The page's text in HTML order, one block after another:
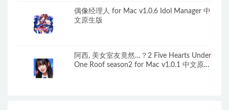
偶像经理人 for Mac v1.0.6 Idol Manager 中
文原生版
阿西, 美女室友竟然…？2 Five Hearts Under
One Roof season2 for Mac v1.0.1 中文原生